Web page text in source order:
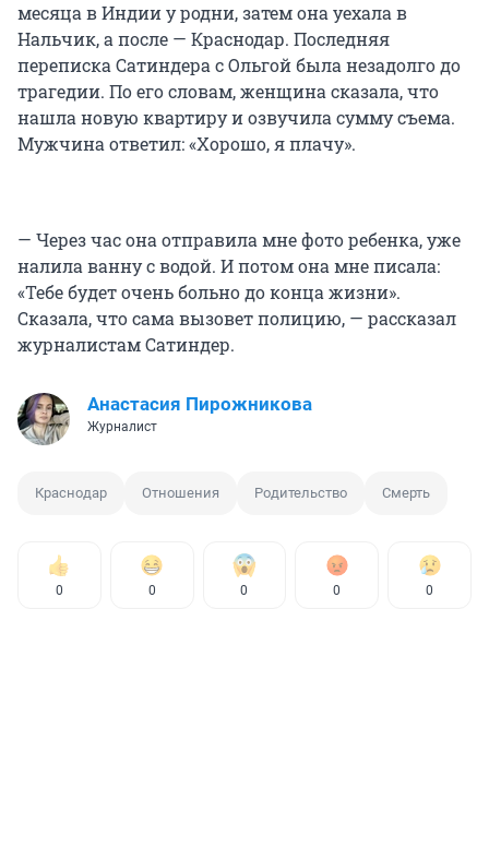
месяца в Индии у родни, затем она уехала в
Нальчик, а после — Краснодар. Последняя
переписка Сатиндера с Ольгой была незадолго до
трагедии. По его словам, женщина сказала, что
нашла новую квартиру и озвучила сумму съема.
Мужчина ответил: «Хорошо, я плачу».
— Через час она отправила мне фото ребенка, уже
налила ванну с водой. И потом она мне писала:
«Тебе будет очень больно до конца жизни».
Сказала, что сама вызовет полицию, — рассказал
журналистам Сатиндер.
Анастасия Пирожникова
Журналист
Краснодар Отношения Родительство Смерть
0 0 0 0 0